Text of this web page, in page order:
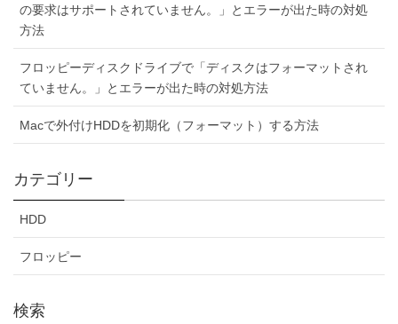
の要求はサポートされていません。」とエラーが出た時の対処
方法
フロッピーディスクドライブで「ディスクはフォーマットされ
ていません。」とエラーが出た時の対処方法
Macで外付けHDDを初期化（フォーマット）する方法
カテゴリー
HDD
フロッピー
検索